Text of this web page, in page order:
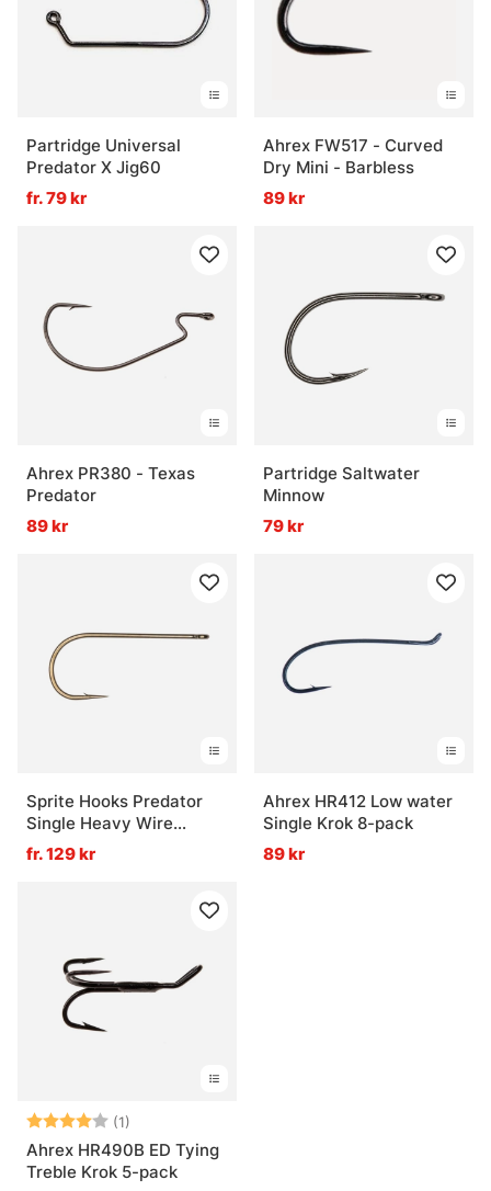
Partridge Universal
Predator X Jig60
fr. 79 kr
Ahrex FW517 - Curved
Dry Mini - Barbless
89 kr
Ahrex PR380 - Texas
Predator
89 kr
Partridge Saltwater
Minnow
79 kr
Sprite Hooks Predator
Single Heavy Wire
Bronze S1087 15-pack
fr. 129 kr
Ahrex HR412 Low water
Single Krok 8-pack
89 kr
Betyg: (1)
Ahrex HR490B ED Tying
Treble Krok 5-pack